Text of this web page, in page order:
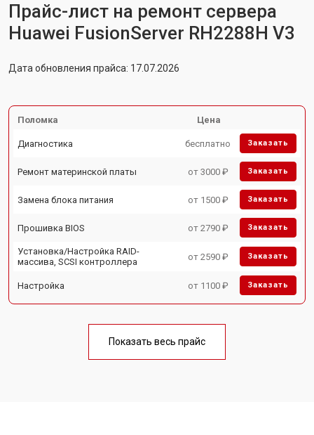
Прайс-лист на ремонт сервера
Huawei FusionServer RH2288H V3
Дата обновления прайса: 17.07.2026
Поломка Цена
Диагностика бесплатно Заказать
Ремонт материнской платы от 3000 ₽ Заказать
Замена блока питания от 1500 ₽ Заказать
Прошивка BIOS от 2790 ₽ Заказать
Установка/Настройка RAID-
массива, SCSI контроллера
от 2590 ₽ Заказать
Настройка от 1100 ₽ Заказать
Показать весь прайс